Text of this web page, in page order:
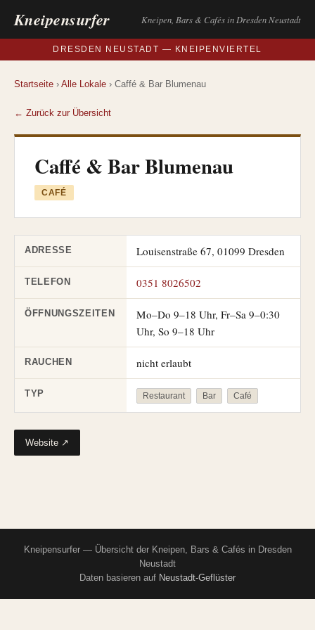
Kneipensurfer Kneipen, Bars & Cafés in Dresden Neustadt
DRESDEN NEUSTADT — KNEIPENVIERTEL
Startseite › Alle Lokale › Caffé & Bar Blumenau
← Zurück zur Übersicht
Caffé & Bar Blumenau
CAFÉ
ADRESSE Louisenstraße 67, 01099 Dresden
TELEFON 0351 8026502
ÖFFNUNGSZEITEN
Mo–Do 9–18 Uhr, Fr–Sa 9–0:30
Uhr, So 9–18 Uhr
RAUCHEN nicht erlaubt
TYP Restaurant Bar Café
Website ↗
Kneipensurfer — Übersicht der Kneipen, Bars & Cafés in Dresden
Neustadt
Daten basieren auf Neustadt-Geflüster